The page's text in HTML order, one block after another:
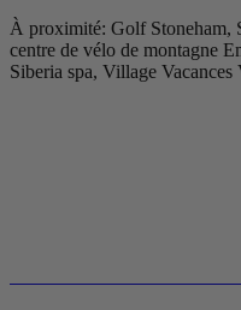
À proximité: Golf Stoneham,
centre de vélo de montagne
Siberia spa, Village Vacances